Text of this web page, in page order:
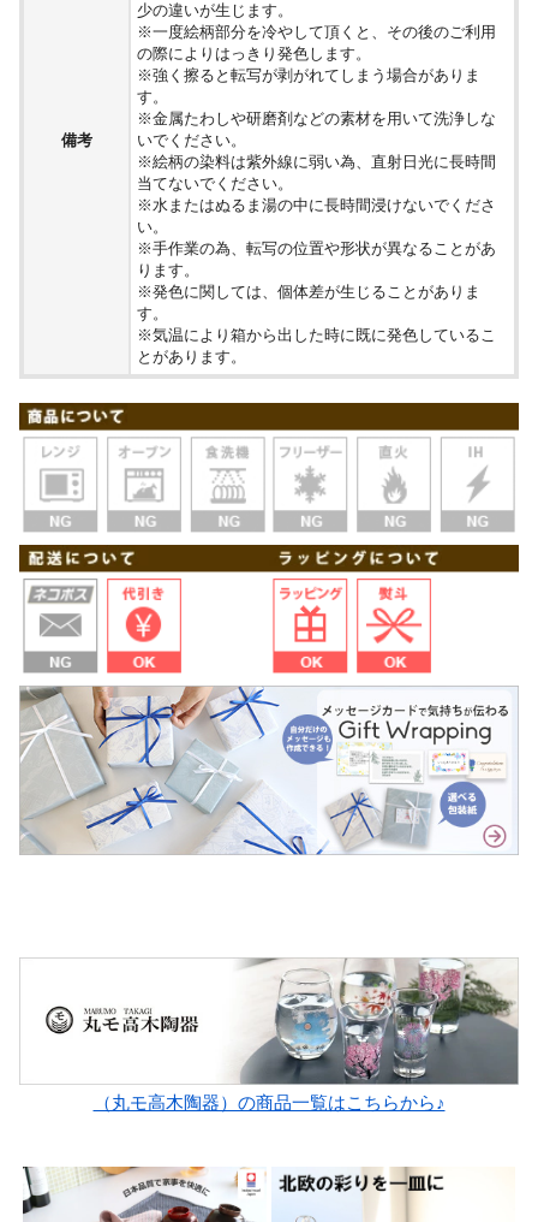
備考
少の違いが生じます。
※一度絵柄部分を冷やして頂くと、その後のご利用
の際によりはっきり発色します。
※強く擦ると転写が剥がれてしまう場合がありま
す。
※金属たわしや研磨剤などの素材を用いて洗浄しな
いでください。
※絵柄の染料は紫外線に弱い為、直射日光に長時間
当てないでください。
※水またはぬるま湯の中に長時間浸けないでくださ
い。
※手作業の為、転写の位置や形状が異なることがあ
ります。
※発色に関しては、個体差が生じることがありま
す。
※気温により箱から出した時に既に発色しているこ
とがあります。
（丸モ高木陶器）の商品一覧はこちらから♪